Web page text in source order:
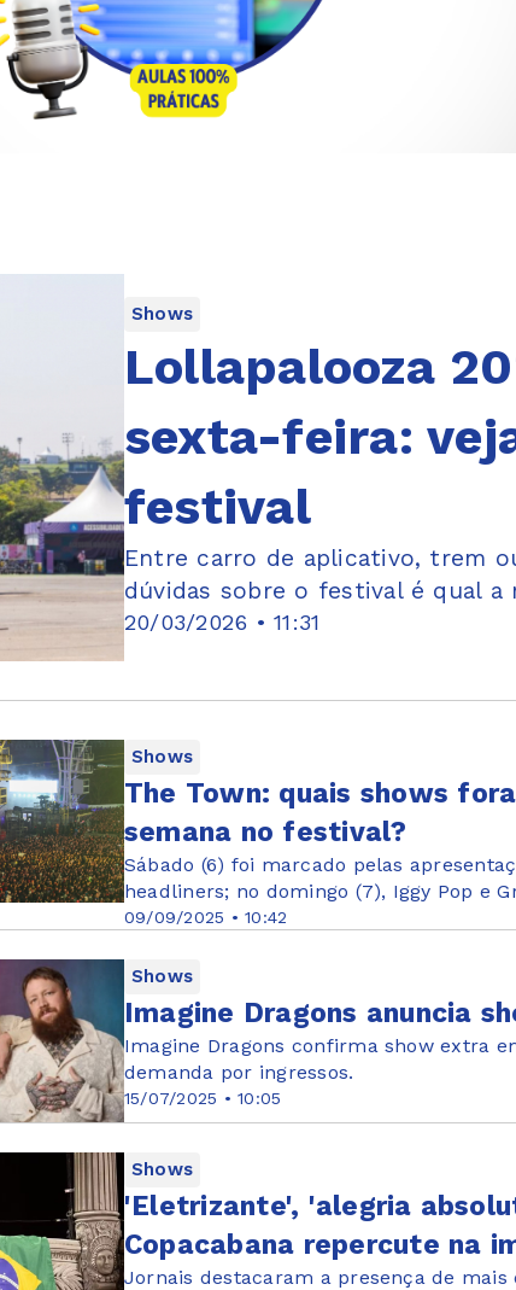
Shows
20/03/2026 • 11:31
Lollapalooza
sexta-feira:
festival
Entre carro de aplicativo, trem
dúvidas sobre o festival é qual
Shows
09/09/2025 • 10:42
The Town: quais shows
semana no festival?
Sábado (6) foi marcado pelas
headliners; no domingo (7), Iggy Pop e
Shows
15/07/2025 • 10:05
Imagine Dragons anuncia
Imagine Dragons confirma show extra
demanda por ingressos.
Shows
'Eletrizante', 'alegria
Copacabana repercute na
Jornais destacaram a presença de